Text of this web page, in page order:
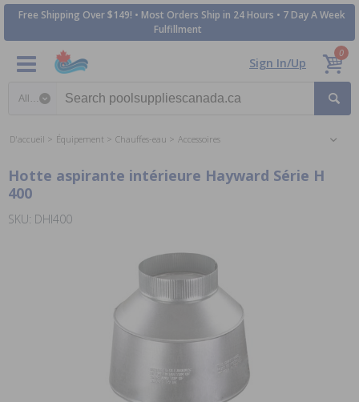
Free Shipping Over $149! • Most Orders Ship in 24 Hours • 7 Day A Week
Fulfillment
Sign In/Up
0
D'accueil Équipement Chauffes-eau Accessoires
Hotte aspirante intérieure Hayward Série H
400
SKU: DHI400